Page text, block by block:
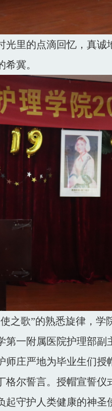
里的点滴回忆，真诚
冀。
之歌”的熟悉旋律，学
一附属医院护理部副
庄严地为毕业生们授
尔誓言。授帽宣誓仪
守护人类健康的神圣